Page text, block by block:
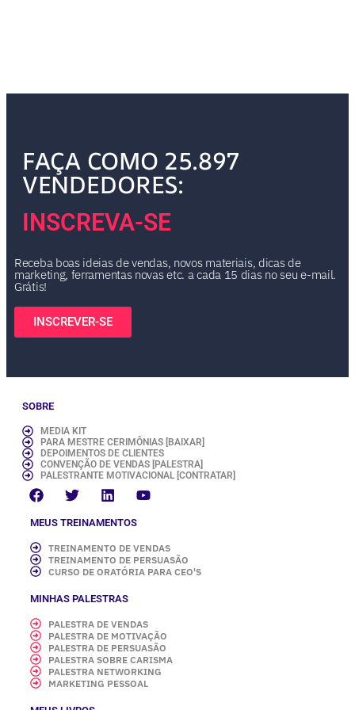
FAÇA COMO 25.897
VENDEDORES:
INSCREVA-SE
Receba boas ideias de vendas, novos materiais, dicas de
marketing, ferramentas novas etc. a cada 15 dias no seu e-mail.
Grátis!
INSCREVER-SE
SOBRE
MEDIA KIT
PARA MESTRE CERIMÔNIAS [BAIXAR]
DEPOIMENTOS DE CLIENTES
CONVENÇÃO DE VENDAS [PALESTRA]
PALESTRANTE MOTIVACIONAL [CONTRATAR]
MEUS TREINAMENTOS
TREINAMENTO DE VENDAS
TREINAMENTO DE PERSUASÃO
CURSO DE ORATÓRIA PARA CEO'S
MINHAS PALESTRAS
PALESTRA DE VENDAS
PALESTRA DE MOTIVAÇÃO
PALESTRA DE PERSUASÃO
PALESTRA SOBRE CARISMA
PALESTRA NETWORKING
MARKETING PESSOAL